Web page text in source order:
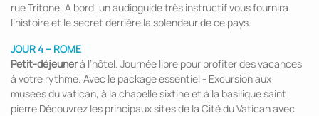
rue Tritone. A bord, un audioguide très instructif vous fournira
l’histoire et le secret derrière la splendeur de ce pays.
JOUR 4 – ROME
Petit-déjeunerà l’hôtel. Journée libre pour profiter des vacances
à votre rythme. Avec le package essentiel - Excursion aux
musées du vatican, à la chapelle sixtine et à la basilique saint
pierre Découvrez les principaux sites de la Cité du Vatican avec